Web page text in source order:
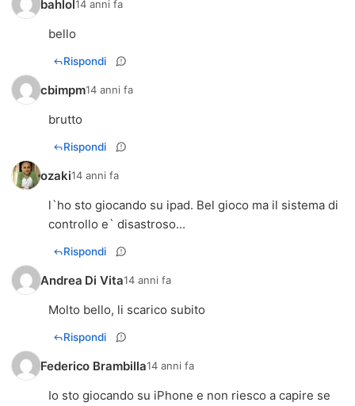
bahlol14 anni fa
bello
Rispondi
cbimpm14 anni fa
brutto
Rispondi
ozaki14 anni fa
l`ho sto giocando su ipad. Bel gioco ma il sistema di
controllo e` disastroso...
Rispondi
Andrea Di Vita14 anni fa
Molto bello, li scarico subito
Rispondi
Federico Brambilla14 anni fa
Io sto giocando su iPhone e non riesco a capire se